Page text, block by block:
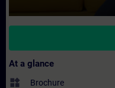
At a glance
widgets Brochure